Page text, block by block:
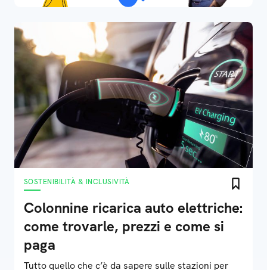
SOSTENIBILITÀ & INCLUSIVITÀ
Colonnine ricarica auto elettriche:
come trovarle, prezzi e come si
paga
Tutto quello che c’è da sapere sulle stazioni per